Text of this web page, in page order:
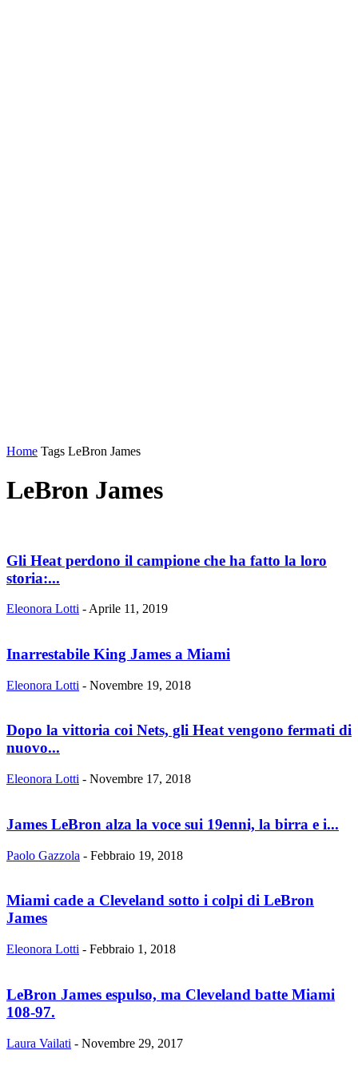
Home Tags LeBron James
LeBron James
Gli Heat perdono il campione che ha fatto la loro
storia:...
Eleonora Lotti - Aprile 11, 2019
Inarrestabile King James a Miami
Eleonora Lotti - Novembre 19, 2018
Dopo la vittoria coi Nets, gli Heat vengono fermati di
nuovo...
Eleonora Lotti - Novembre 17, 2018
James LeBron alza la voce sui 19enni, la birra e i...
Paolo Gazzola - Febbraio 19, 2018
Miami cade a Cleveland sotto i colpi di LeBron
James
Eleonora Lotti - Febbraio 1, 2018
LeBron James espulso, ma Cleveland batte Miami
108-97.
Laura Vailati - Novembre 29, 2017